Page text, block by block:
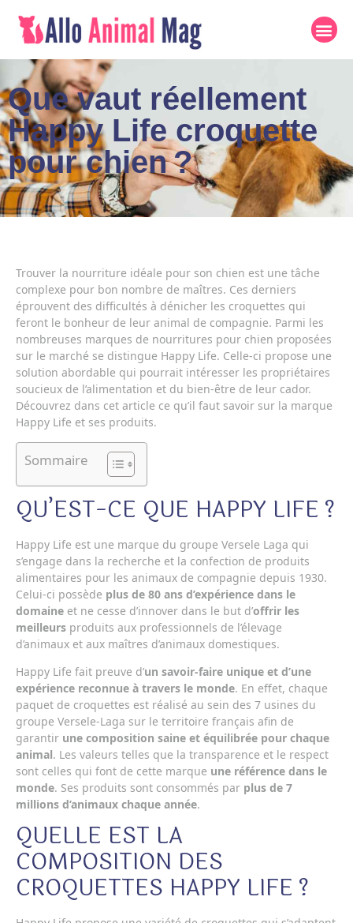
Que vaut réellement
Happy Life croquette
pour chien ?
Trouver la nourriture idéale pour son chien est une tâche
complexe pour bon nombre de maîtres. Ces derniers
éprouvent des difficultés à dénicher les croquettes qui
feront le bonheur de leur animal de compagnie. Parmi les
nombreuses marques de nourritures pour chien proposées
sur le marché se distingue Happy Life. Celle-ci propose une
solution abordable qui pourrait intéresser les propriétaires
soucieux de l’alimentation et du bien-être de leur cador.
Découvrez dans cet article ce qu’il faut savoir sur la marque
Happy Life et ses produits.
Sommaire
QU’EST-CE QUE HAPPY LIFE ?
Happy Life est une marque du groupe Versele Laga qui
s’engage dans la recherche et la confection de produits
alimentaires pour les animaux de compagnie depuis 1930.
Celui-ci possède plus de 80 ans d’expérience dans le
domaine et ne cesse d’innover dans le but d’offrir les
meilleurs produits aux professionnels de l’élevage
d’animaux et aux maîtres d’animaux domestiques.
Happy Life fait preuve d’un savoir-faire unique et d’une
expérience reconnue à travers le monde. En effet, chaque
paquet de croquettes est réalisé au sein des 7 usines du
groupe Versele-Laga sur le territoire français afin de
garantir une composition saine et équilibrée pour chaque
animal. Les valeurs telles que la transparence et le respect
sont celles qui font de cette marque une référence dans le
monde. Ses produits sont consommés par plus de 7
millions d’animaux chaque année.
QUELLE EST LA
COMPOSITION DES
CROQUETTES HAPPY LIFE ?